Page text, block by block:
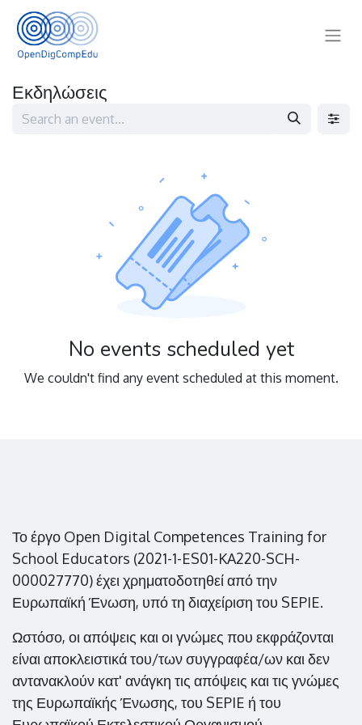
Εκδηλώσεις
No events scheduled yet
We couldn't find any event scheduled at this moment.
Το έργο Open Digital Competences Training for
School Educators (2021-1-ES01-KA220-SCH-
000027770) έχει χρηματοδοτηθεί από την
Ευρωπαϊκή Ένωση, υπό τη διαχείριση του SEPIE.
Ωστόσο, οι απόψεις και οι γνώμες που εκφράζονται
είναι αποκλειστικά του/των συγγραφέα/ων και δεν
αντανακλούν κατ' ανάγκη τις απόψεις και τις γνώμες
της Ευρωπαϊκής Ένωσης, του SEPIE ή του